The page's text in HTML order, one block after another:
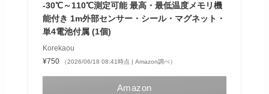
-30℃～110℃測定可能 最高・最低温度メモリ機
能付き 1m外部センサー・シール・マグネット・
単4電池付属 (1個)
Korekaou
¥750
（2026/06/18 08:41時点 | Amazon調べ）
Amazon